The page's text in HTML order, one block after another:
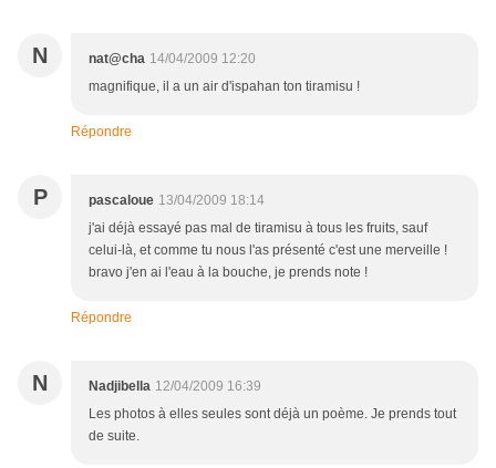
N nat@cha 14/04/2009 12:20
magnifique, il a un air d'ispahan ton tiramisu !
Répondre
P pascaloue 13/04/2009 18:14
j'ai déjà essayé pas mal de tiramisu à tous les fruits, sauf
celui-là, et comme tu nous l'as présenté c'est une merveille !
bravo j'en ai l'eau à la bouche, je prends note !
Répondre
N Nadjibella 12/04/2009 16:39
Les photos à elles seules sont déjà un poème. Je prends tout
de suite.